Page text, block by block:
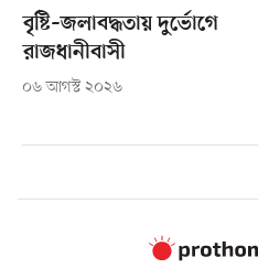
বৃষ্টি–জলাবদ্ধতায় দুর্ভোগে
রাজধানীবাসী
০৬ আগস্ট ২০২৬